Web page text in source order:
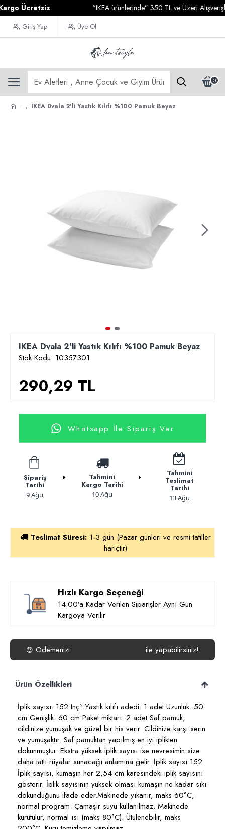
Ücretsiz “IKEA ürünlerinde” 350 TL ve Üzeri
Giriş Yap Üye Ol
0
IKEA Dvala 2'li Yastık Kılıfı %100 Pamuk Beyaz
IKEA Dvala 2'li Yastık Kılıfı %100 Pamuk Beyaz
Stok Kodu: 10357301
290,29 TL
Whatsapp İle Sipariş Ver
Sipariş
Tarihi
9 Ağu
Tahmini
Kargo Tarihi
10 Ağu
Tahmini
Teslimat
Tarihi
13 Ağu
Teslimat Süresi: 1-3 gün (Pazar günleri ve resmi tatiller
hariçtir)
Hızlı Kargo Seçeneği
14:00’a Kadar Verilen Siparişler Aynı Gün
Kargoya Verilir
😍 Ödemenizi ile yapabilirsiniz!
Ürün Özellikleri
İplik sayısı: 152 Inç² Yastık kılıfı adedi: 1 adet Uzunluk: 50
cm Genişlik: 60 cm Paket miktarı: 2 adet Saf pamuk,
cildinize yumuşak ve güzel bir his verir. Cildinize karşı serin
ve yumuşaktır. Saf pamuktan yapılmış en iyi iplikten
dokunmuştur. Ekstra yüksek iplik sayısı ise nevresimin size
daha tatlı rüyalar sunacağı anlamına gelir. İplik sayısı 152.
İplik sayısı, kumaşın her 2,54 cm karesindeki iplik sayısını
gösterir. İplik sayısının yüksek olması kumaşın ne kadar sıkı
dokunduğunu ifade eder.Makinede yıkanır, maks 60°C,
normal program. Çamaşır suyu kullanılmaz. Makinede
kurutulur, normal ısı (maks 80°C). Ütülenebilir, maks